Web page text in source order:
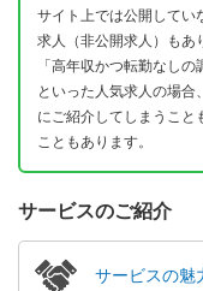
サイト上では公開してい
求人（非公開求人）もあ
「高年収かつ転勤なし
といった人気求人の場
にご紹介してしまうこと
こともあります。
サービスのご紹介
サービスの魅